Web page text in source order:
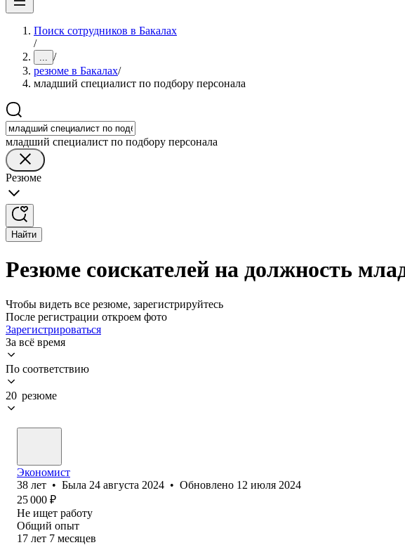
Поиск сотрудников в Бакалах
/
... /
резюме в Бакалах/
младший специалист по подбору персонала
младший специалист по подбору персонала
Резюме
Найти
Резюме соискателей на должность
Чтобы видеть все резюме, зарегистрируйтесь
После регистрации откроем фото
Зарегистрироваться
За всё время
По соответствию
20 резюме
Экономист
38 лет • Была 24 августа 2024 • Обновлено 12 июля 2024
25 000 ₽
Не ищет работу
Общий опыт
17 лет 7 месяцев